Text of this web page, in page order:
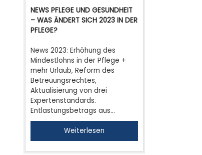
NEWS PFLEGE UND GESUNDHEIT
– WAS ÄNDERT SICH 2023 IN DER
PFLEGE?
News 2023: Erhöhung des
Mindestlohns in der Pflege +
mehr Urlaub, Reform des
Betreuungsrechtes,
Aktualisierung von drei
Expertenstandards.
Entlastungsbetrags aus…
Weiterlesen